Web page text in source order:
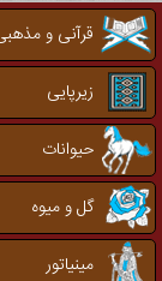
قرآنی و
زیرپایی
حیوانات
گل و میوه
مینیاتور